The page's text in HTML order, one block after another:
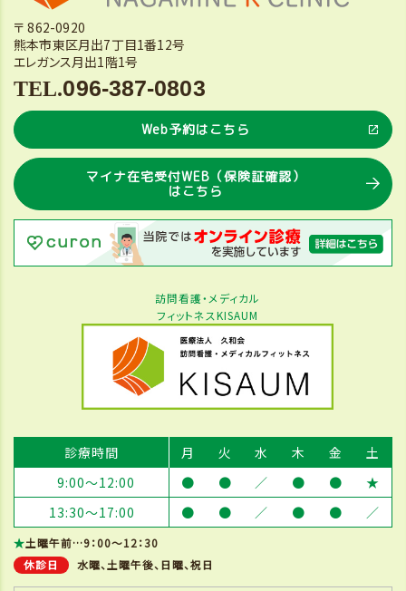
〒 862-0920
熊本市東区月出7丁目1番12号
エレガンス月出1階1号
096-387-0803
Web予約はこちら
マイナ在宅受付WEB（保険証確認）
はこちら
訪問看護・メディカル
フィットネスKISAUM
診療時間 月 火 水 木 金
土
9:00～12:00
● ● ／ ● ●
★
13:30～17:00
● ● ／ ● ● ／
★土曜午前…9：00～12：30
休診日
水曜、土曜午後、日曜、祝日